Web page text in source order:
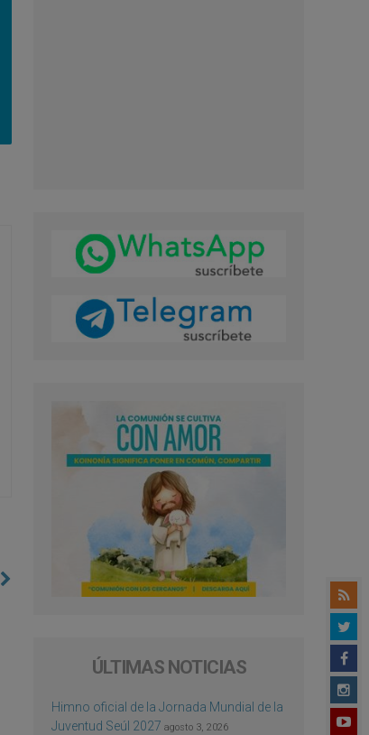
ÚLTIMAS NOTICIAS
Himno oficial de la Jornada Mundial de la
Juventud Seúl 2027 agosto 3, 2026